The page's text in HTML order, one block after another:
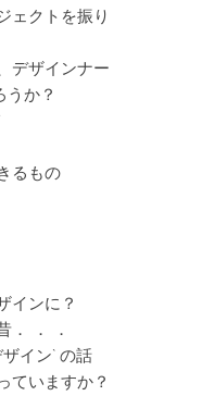
ェクトを振り
デザインナー
うか？
るもの
インに？
． ． ．
イン` の話
ていますか？